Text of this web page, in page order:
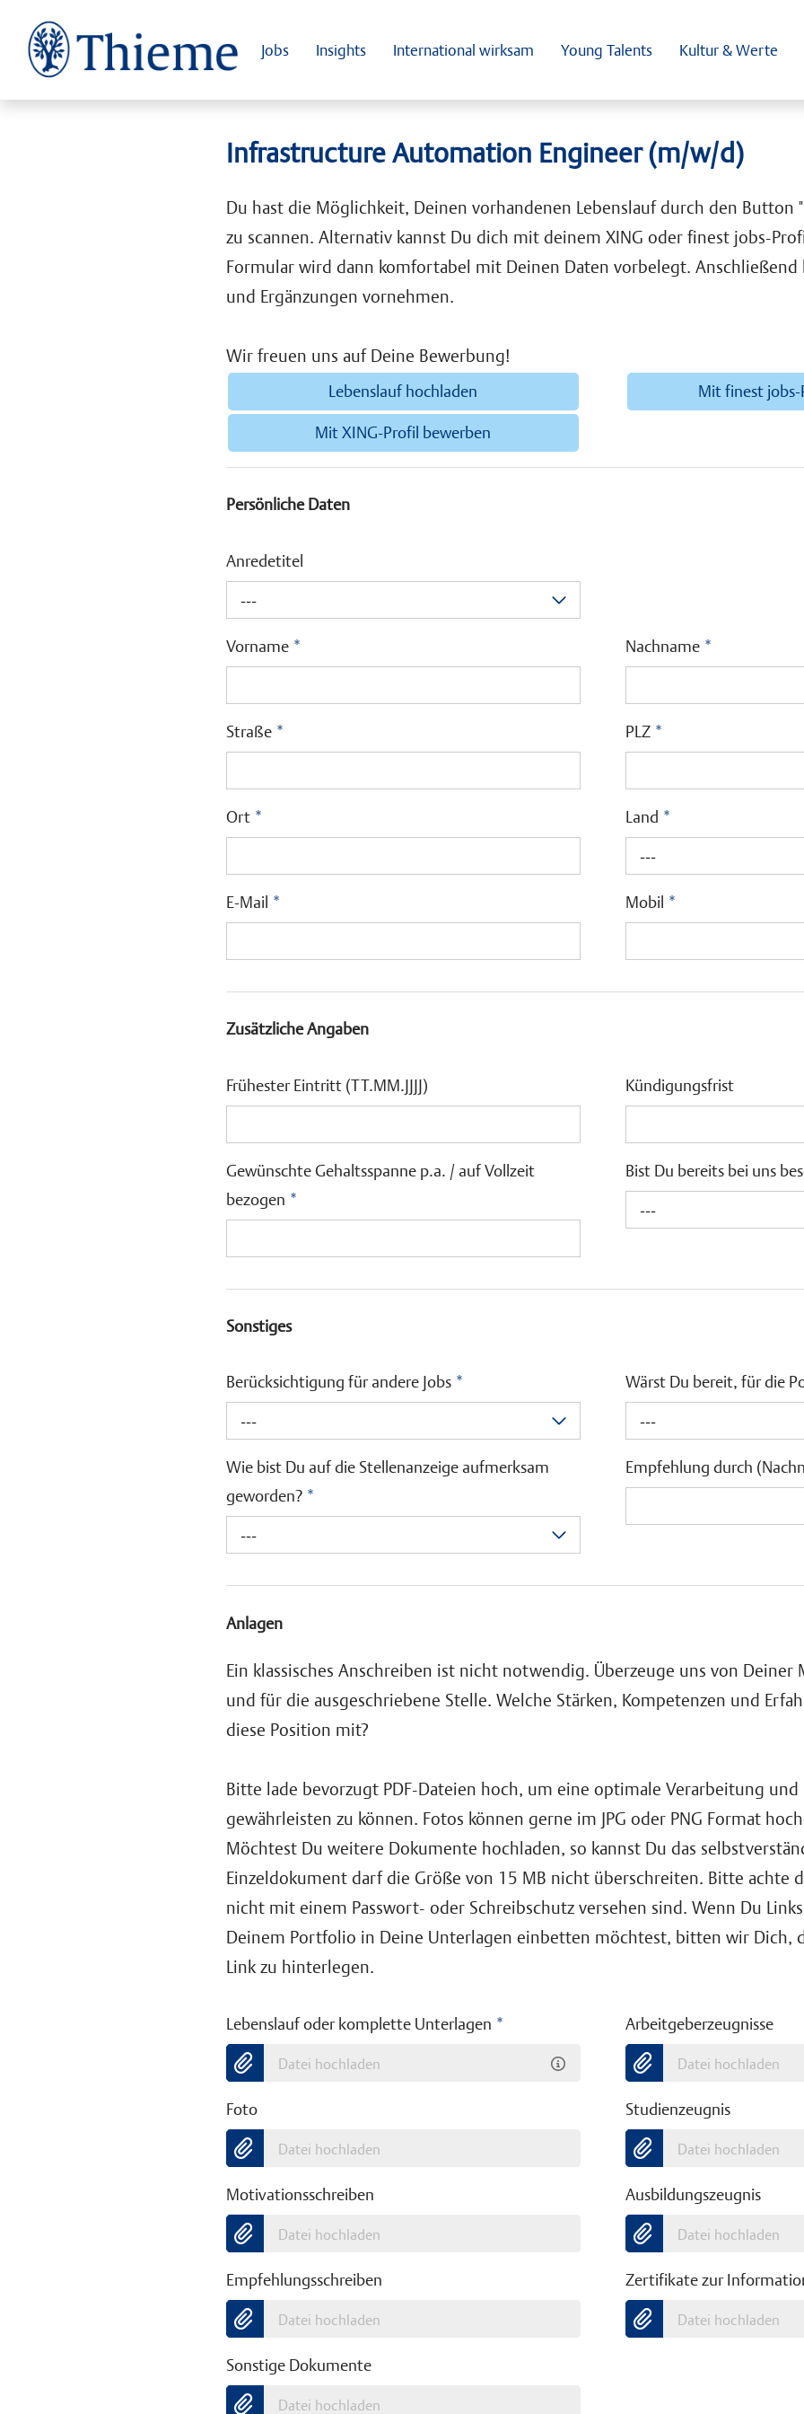
Jobs Insights International wirksam Young Talents Kultur & Werte
Infrastructure Automation Engineer (m/w/d)
Du hast die Möglichkeit, Deinen vorhandenen Lebenslauf durch den Button
zu scannen. Alternativ kannst Du dich mit deinem XING oder finest jobs-
Formular wird dann komfortabel mit Deinen Daten vorbelegt. Anschließend
und Ergänzungen vornehmen.
Wir freuen uns auf Deine Bewerbung!
Lebenslauf hochladen
Mit finest
Mit XING-Profil bewerben
Persönliche Daten
Anredetitel
---
Vorname * Nachname *
Straße * PLZ *
Ort * Land *
---
E-Mail * Mobil *
Zusätzliche Angaben
Frühester Eintritt (TT.MM.JJJJ) Kündigungsfrist
Gewünschte Gehaltsspanne p.a. / auf Vollzeit
bezogen *
Bist Du bereits bei uns
---
Sonstiges
Berücksichtigung für andere Jobs *
---
Wärst Du bereit, für die
---
Wie bist Du auf die Stellenanzeige aufmerksam
geworden? *
---
Empfehlung durch
Anlagen
Ein klassisches Anschreiben ist nicht notwendig. Überzeuge uns von
und für die ausgeschriebene Stelle. Welche Stärken, Kompetenzen und
diese Position mit?
Bitte lade bevorzugt PDF-Dateien hoch, um eine optimale Verarbeitung und
gewährleisten zu können. Fotos können gerne im JPG oder PNG Format
Möchtest Du weitere Dokumente hochladen, so kannst Du das
Einzeldokument darf die Größe von 15 MB nicht überschreiten. Bitte achte
nicht mit einem Passwort- oder Schreibschutz versehen sind. Wenn Du
Deinem Portfolio in Deine Unterlagen einbetten möchtest, bitten wir Dich,
Link zu hinterlegen.
Lebenslauf oder komplette Unterlagen *
Datei hochladen
Arbeitgeberzeugnisse
Datei hochladen
Foto
Datei hochladen
Studienzeugnis
Datei hochladen
Motivationsschreiben
Datei hochladen
Ausbildungszeugnis
Datei hochladen
Empfehlungsschreiben
Datei hochladen
Zertifikate zur
Datei hochladen
Sonstige Dokumente
Datei hochladen